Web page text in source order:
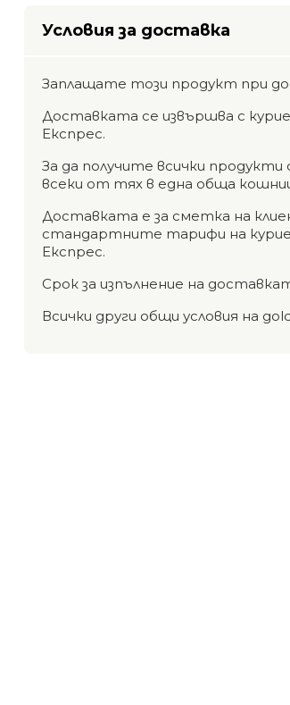
Условия за доставка
Заплащате този продукт при
Доставката се извършва с
Експрес.
За да получите всички
всеки от тях в една обща
Доставката е за сметка на
стандартните тарифи на
Експрес.
Срок за изпълнение на
Всички други общи условия на